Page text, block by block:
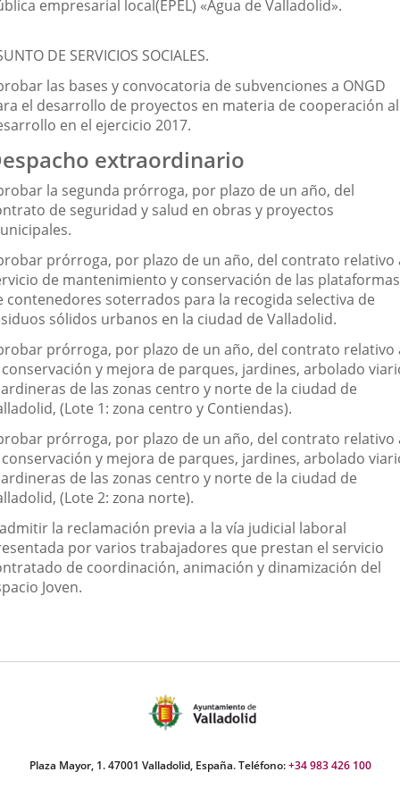
empresarial local(EPEL) «Agua de Valladolid».
DE SERVICIOS SOCIALES.
las bases y convocatoria de subvenciones a ONGD
el desarrollo de proyectos en materia de cooperación al
en el ejercicio 2017.
extraordinario
la segunda prórroga, por plazo de un año, del
de seguridad y salud en obras y proyectos
prórroga, por plazo de un año, del contrato relativo
de mantenimiento y conservación de las plataformas
contenedores soterrados para la recogida selectiva de
sólidos urbanos en la ciudad de Valladolid.
prórroga, por plazo de un año, del contrato relativo
y mejora de parques, jardines, arbolado
de las zonas centro y norte de la ciudad de
(Lote 1: zona centro y Contiendas).
prórroga, por plazo de un año, del contrato relativo
y mejora de parques, jardines, arbolado
de las zonas centro y norte de la ciudad de
(Lote 2: zona norte).
la reclamación previa a la vía judicial laboral
por varios trabajadores que prestan el servicio
de coordinación, animación y dinamización del
Joven.
Plaza Mayor, 1. 47001 Valladolid, España. Teléfono:+34 983 426 100